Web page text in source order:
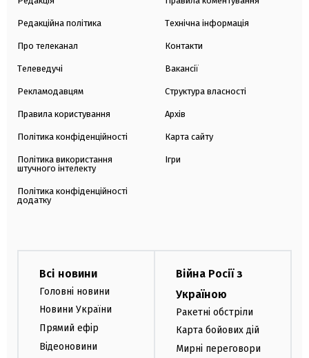
Редакційна політика
Про телеканал
Телеведучі
Рекламодавцям
Правила користування
Політика конфіденційності
Політика використання
штучного інтелекту
Політика конфіденційності
додатку
Технічна інформація
Контакти
Вакансії
Структура власності
Архів
Карта сайту
Ігри
Всі новини
Головні новини
Новини України
Прямий ефір
Відеоновини
Війна Росії з
Україною
Ракетні обстріли
Карта бойових дій
Мирні переговори